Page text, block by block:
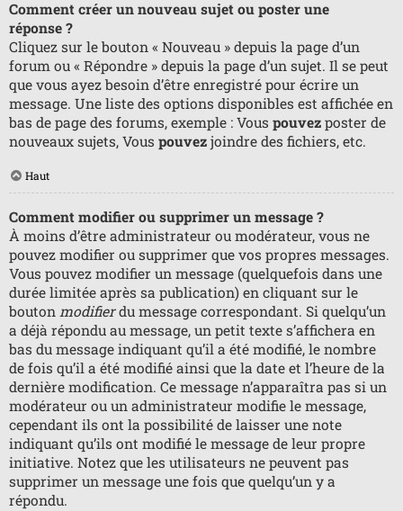
Comment créer un nouveau sujet ou poster une
réponse ?
Cliquez sur le bouton « Nouveau » depuis la page d’un
forum ou « Répondre » depuis la page d’un sujet. Il se peut
que vous ayez besoin d’être enregistré pour écrire un
message. Une liste des options disponibles est affichée en
bas de page des forums, exemple : Vous pouvez poster de
nouveaux sujets, Vous pouvez joindre des fichiers, etc.
Haut
Comment modifier ou supprimer un message ?
À moins d’être administrateur ou modérateur, vous ne
pouvez modifier ou supprimer que vos propres messages.
Vous pouvez modifier un message (quelquefois dans une
durée limitée après sa publication) en cliquant sur le
bouton modifierdu message correspondant. Si quelqu’un
a déjà répondu au message, un petit texte s’affichera en
bas du message indiquant qu’il a été modifié, le nombre
de fois qu’il a été modifié ainsi que la date et l’heure de la
dernière modification. Ce message n’apparaîtra pas si un
modérateur ou un administrateur modifie le message,
cependant ils ont la possibilité de laisser une note
indiquant qu’ils ont modifié le message de leur propre
initiative. Notez que les utilisateurs ne peuvent pas
supprimer un message une fois que quelqu’un y a
répondu.